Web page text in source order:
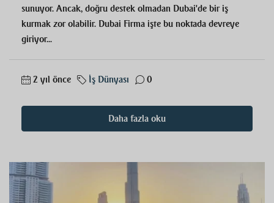
sunuyor. Ancak, doğru destek olmadan Dubai'de bir iş
kurmak zor olabilir. Dubai Firma işte bu noktada devreye
giriyor...
2 yıl önce İş Dünyası 0
Daha fazla oku